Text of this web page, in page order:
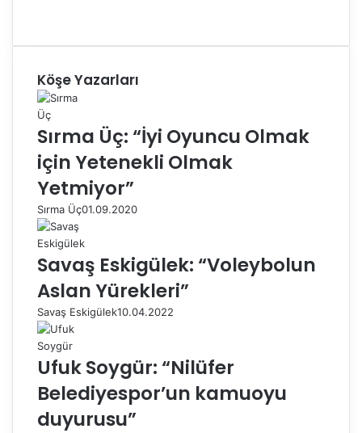
Köşe Yazarları
Sırma Üç: “İyi Oyuncu Olmak
için Yetenekli Olmak
Yetmiyor”
Sırma Üç01.09.2020
Savaş Eskigülek: “Voleybolun
Aslan Yürekleri”
Savaş Eskigülek10.04.2022
Ufuk Soygür: “Nilüfer
Belediyespor’un kamuoyu
duyurusu”